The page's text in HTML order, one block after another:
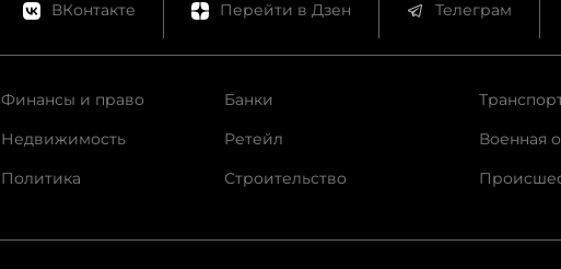
ВКонтакте Перейти в Дзен Телеграм
Финансы и право
Недвижимость
Политика
Банки
Ретейл
Строительство
Военная